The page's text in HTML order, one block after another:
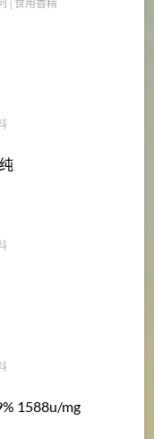
食用香精
1588u/mg